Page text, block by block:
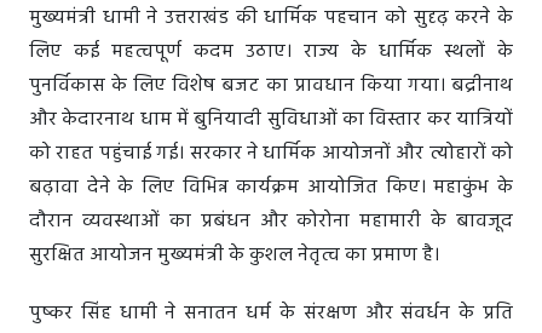
मुख्यमंत्री धामी ने उत्तराखंड की धार्मिक पहचान को सुदृढ़ करने के
लिए कई महत्वपूर्ण कदम उठाए। राज्य के धार्मिक स्थलों के
पुनर्विकास के लिए विशेष बजट का प्रावधान किया गया। बद्रीनाथ
और केदारनाथ धाम में बुनियादी सुविधाओं का विस्तार कर यात्रियों
को राहत पहुंचाई गई। सरकार ने धार्मिक आयोजनों और त्योहारों को
बढ़ावा देने के लिए विभिन्न कार्यक्रम आयोजित किए। महाकुंभ के
दौरान व्यवस्थाओं का प्रबंधन और कोरोना महामारी के बावजूद
सुरक्षित आयोजन मुख्यमंत्री के कुशल नेतृत्व का प्रमाण है।
पुष्कर सिंह धामी ने सनातन धर्म के संरक्षण और संवर्धन के प्रति